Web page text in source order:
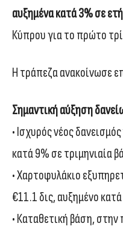
αυξημένα κατά 3% σε
Κύπρου για το πρώτο
Η τράπεζα ανακοίνωσε
Σημαντική αύξηση
• Ισχυρός νέος
κατά 9% σε τριμηνιαία
• Χαρτοφυλάκιο
€11.1 δις, αυξημένο
• Καταθετική βάση, στην